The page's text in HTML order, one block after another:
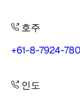
호주
+61-8-7924-
인도